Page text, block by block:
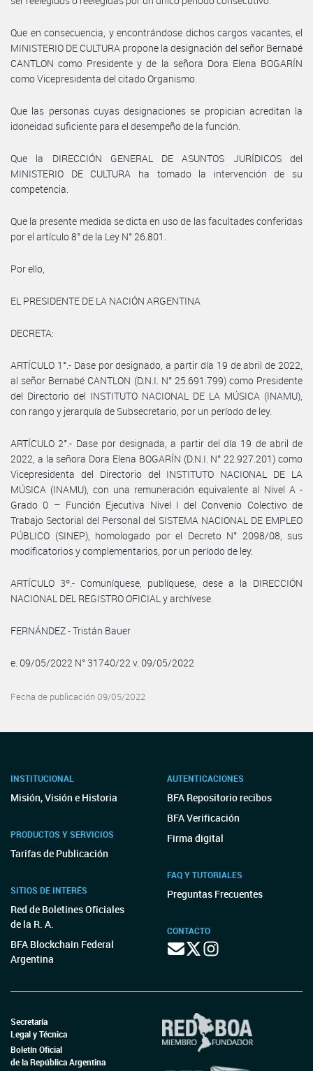
Que en consecuencia, y encontrándose dichos cargos vacantes, el
MINISTERIO DE CULTURA propone la designación del señor Bernabé
CANTLON como Presidente y de la señora Dora Elena BOGARÍN
como Vicepresidenta del citado Organismo.
Que las personas cuyas designaciones se propician acreditan la
idoneidad suficiente para el desempeño de la función.
Que la DIRECCIÓN GENERAL DE ASUNTOS JURÍDICOS del
MINISTERIO DE CULTURA ha tomado la intervención de su
competencia.
Que la presente medida se dicta en uso de las facultades conferidas
por el artículo 8° de la Ley N° 26.801.
Por ello,
EL PRESIDENTE DE LA NACIÓN ARGENTINA
DECRETA:
ARTÍCULO 1°.- Dase por designado, a partir día 19 de abril de 2022,
al señor Bernabé CANTLON (D.N.I. N° 25.691.799) como Presidente
del Directorio del INSTITUTO NACIONAL DE LA MÚSICA (INAMU),
con rango y jerarquía de Subsecretario, por un período de ley.
ARTÍCULO 2°.- Dase por designada, a partir del día 19 de abril de
2022, a la señora Dora Elena BOGARÍN (D.N.I. N° 22.927.201) como
Vicepresidenta del Directorio del INSTITUTO NACIONAL DE LA
MÚSICA (INAMU), con una remuneración equivalente al Nivel A -
Grado 0 – Función Ejecutiva Nivel I del Convenio Colectivo de
Trabajo Sectorial del Personal del SISTEMA NACIONAL DE EMPLEO
PÚBLICO (SINEP), homologado por el Decreto N° 2098/08, sus
modificatorios y complementarios, por un período de ley.
ARTÍCULO 3º.- Comuníquese, publíquese, dese a la DIRECCIÓN
NACIONAL DEL REGISTRO OFICIAL y archívese.
FERNÁNDEZ - Tristán Bauer
e. 09/05/2022 N° 31740/22 v. 09/05/2022
Fecha de publicación 09/05/2022
INSTITUCIONAL
Misión, Visión e Historia
PRODUCTOS Y SERVICIOS
Tarifas de Publicación
SITIOS DE INTERÉS
Red de Boletines Oficiales
de la R. A.
BFA Blockchain Federal
Argentina
AUTENTICACIONES
BFA Repositorio recibos
BFA Verificación
Firma digital
FAQ Y TUTORIALES
Preguntas Frecuentes
CONTACTO
Secretaría
Legal y Técnica
Boletín Oficial
de la República Argentina